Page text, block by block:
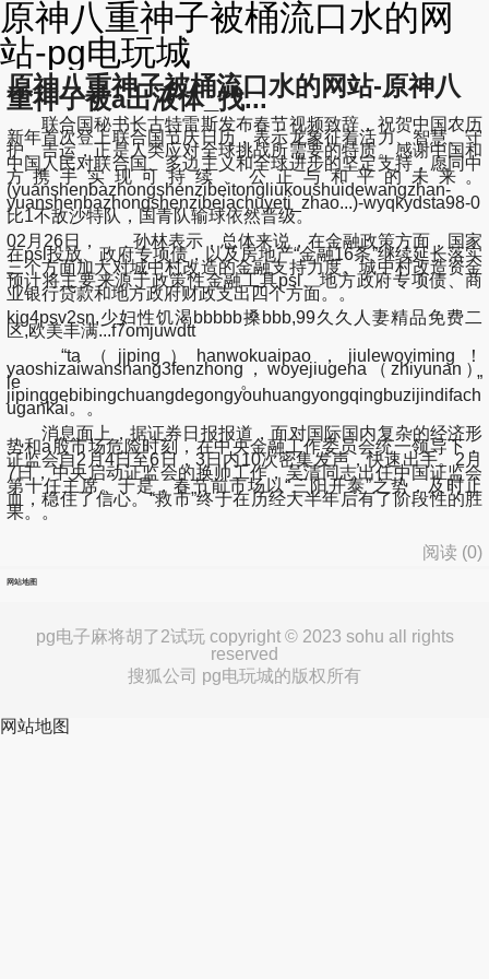
原神八重神子被桶流口水的网
站-pg电玩城
原神八重神子被桶流口水的网站-原神八
重神子被a出液体_找...
联合国秘书长古特雷斯发布春节视频致辞，祝贺中国农历
新年首次登上联合国节庆日历，表示龙象征着活力、智慧、守
护、吉运，正是人类应对全球挑战所需要的特质。感谢中国和
中国人民对联合国、多边主义和全球进步的坚定支持，愿同中
方携手实现可持续、公正与和平的未来。
(yuanshenbazhongshenzibeitongliukoushuidewangzhan-
yuanshenbazhongshenzibeiachuyeti_zhao...)-wyqkydsta98-0
比1不敌沙特队，国青队输球依然晋级。
02月26日， 孙林表示，总体来说，在金融政策方面，国家
在psl投放、政府专项债，以及房地产“金融16条”继续延长落实
三个方面加大对城中村改造的金融支持力度。城中村改造资金
预计将主要来源于政策性金融工具psl、地方政府专项债、商
业银行贷款和地方政府财政支出四个方面。。
kjg4psv2sn,少妇性饥渴bbbbb搡bbb,99久久人妻精品免费二
区,欧美丰满...f7omjuwdtt
“ta（jiping）hanwokuaipao，jiulewoyiming！
yaoshizaiwanshang3fenzhong，woyejiugena（zhiyunan）
le。”
jipinggebibingchuangdegongyouhuangyongqingbuzijindifach
ugankai。。
消息面上，据证券日报报道，面对国际国内复杂的经济形
势和a股市场危险时刻，在中央金融工作委员会统一领导下，
证监会自2月4日至6日，3日内10次密集发声，快速出手。2月
7日，中央启动证监会的换帅工作，吴清同志出任中国证监会
第十任主席。于是，春节前市场以“三阳开泰”之势，及时止
血，稳住了信心。“救市”终于在历经大半年后有了阶段性的胜
果。。
阅读 (0)
网站地图
pg电子麻将胡了2试玩 copyright © 2023 sohu all rights
reserved
搜狐公司 pg电玩城的版权所有
网站地图